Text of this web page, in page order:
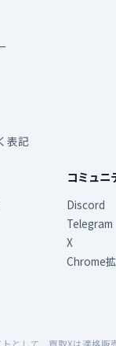
表記
コミュニ
Discord
Telegram
X
Chrome